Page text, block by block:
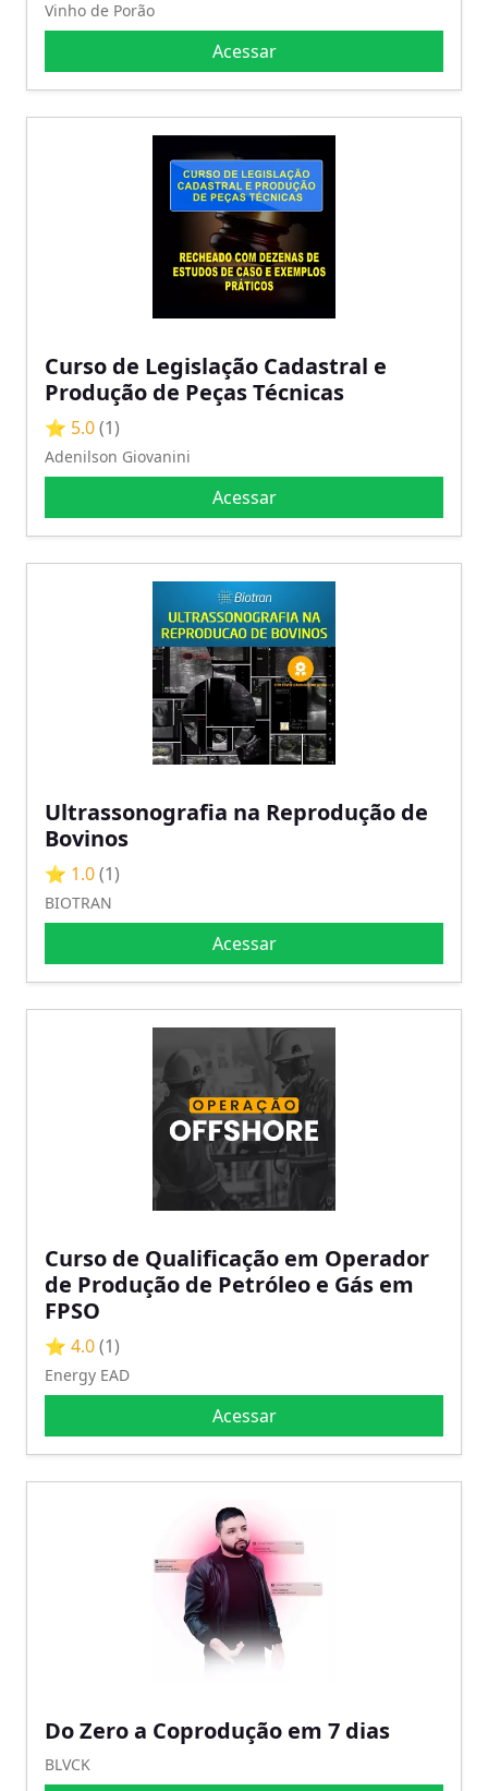
Vinho de Porão
Acessar
Curso de Legislação Cadastral e
Produção de Peças Técnicas
⭐ 5.0(1)
Adenilson Giovanini
Acessar
Ultrassonografia na Reprodução de
Bovinos
⭐ 1.0(1)
BIOTRAN
Acessar
Curso de Qualificação em Operador
de Produção de Petróleo e Gás em
FPSO
⭐ 4.0(1)
Energy EAD
Acessar
Do Zero a Coprodução em 7 dias
BLVCK